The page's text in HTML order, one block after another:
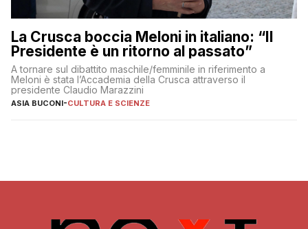
La Crusca boccia Meloni in italiano: “Il
Presidente è un ritorno al passato”
A tornare sul dibattito maschile/femminile in riferimento a
Meloni è stata l’Accademia della Crusca attraverso il
presidente Claudio Marazzini
ASIA BUCONI-CULTURA E SCIENZE